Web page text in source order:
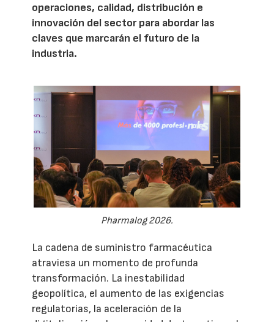
operaciones, calidad, distribución e
innovación del sector para abordar las
claves que marcarán el futuro de la
industria.
Pharmalog 2026.
La cadena de suministro farmacéutica
atraviesa un momento de profunda
transformación. La inestabilidad
geopolítica, el aumento de las exigencias
regulatorias, la aceleración de la